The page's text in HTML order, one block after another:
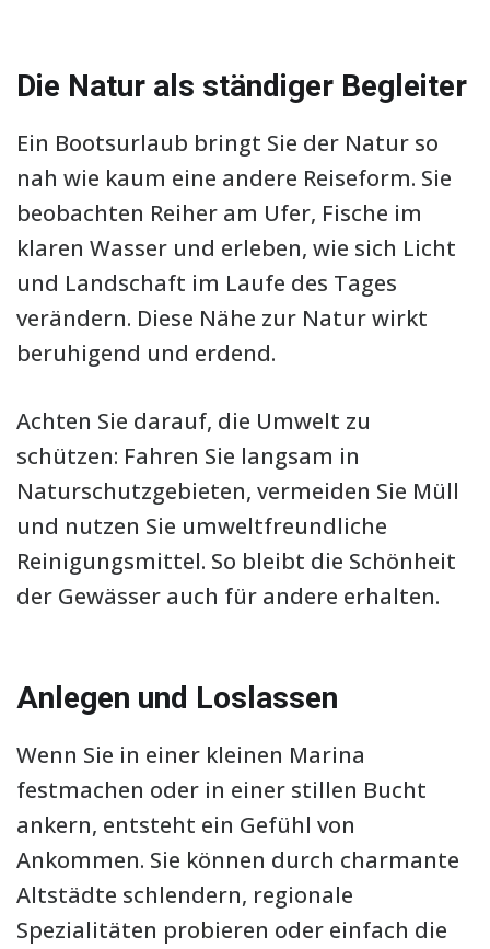
Die Natur als ständiger Begleiter
Ein Bootsurlaub bringt Sie der Natur so
nah wie kaum eine andere Reiseform. Sie
beobachten Reiher am Ufer, Fische im
klaren Wasser und erleben, wie sich Licht
und Landschaft im Laufe des Tages
verändern. Diese Nähe zur Natur wirkt
beruhigend und erdend.
Achten Sie darauf, die Umwelt zu
schützen: Fahren Sie langsam in
Naturschutzgebieten, vermeiden Sie Müll
und nutzen Sie umweltfreundliche
Reinigungsmittel. So bleibt die Schönheit
der Gewässer auch für andere erhalten.
Anlegen und Loslassen
Wenn Sie in einer kleinen Marina
festmachen oder in einer stillen Bucht
ankern, entsteht ein Gefühl von
Ankommen. Sie können durch charmante
Altstädte schlendern, regionale
Spezialitäten probieren oder einfach die